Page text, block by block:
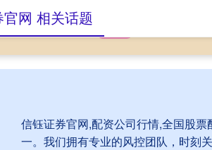
信钰证券官网,配资公司行情,全国股
一。我们拥有专业的风控团队，时刻
网 相关话题